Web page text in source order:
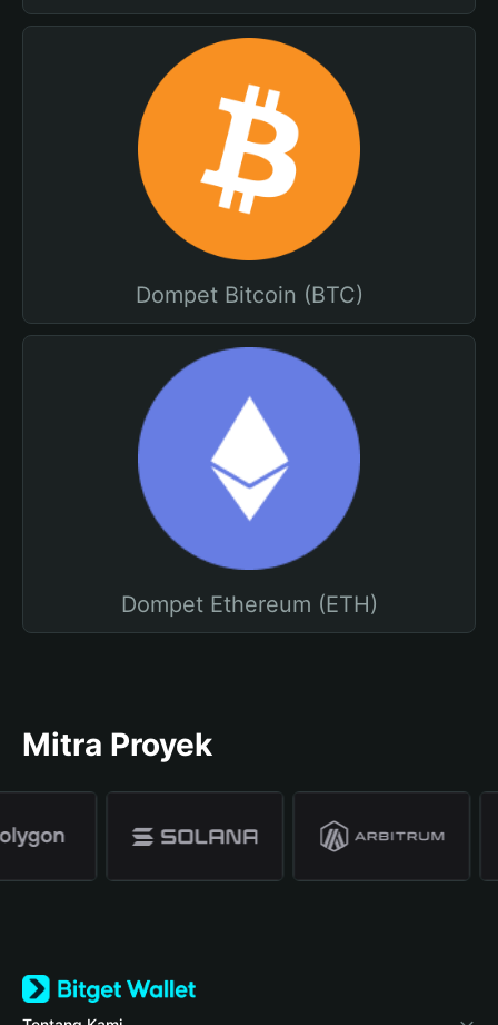
Dompet Bitcoin (BTC)
Dompet Ethereum (ETH)
Mitra Proyek